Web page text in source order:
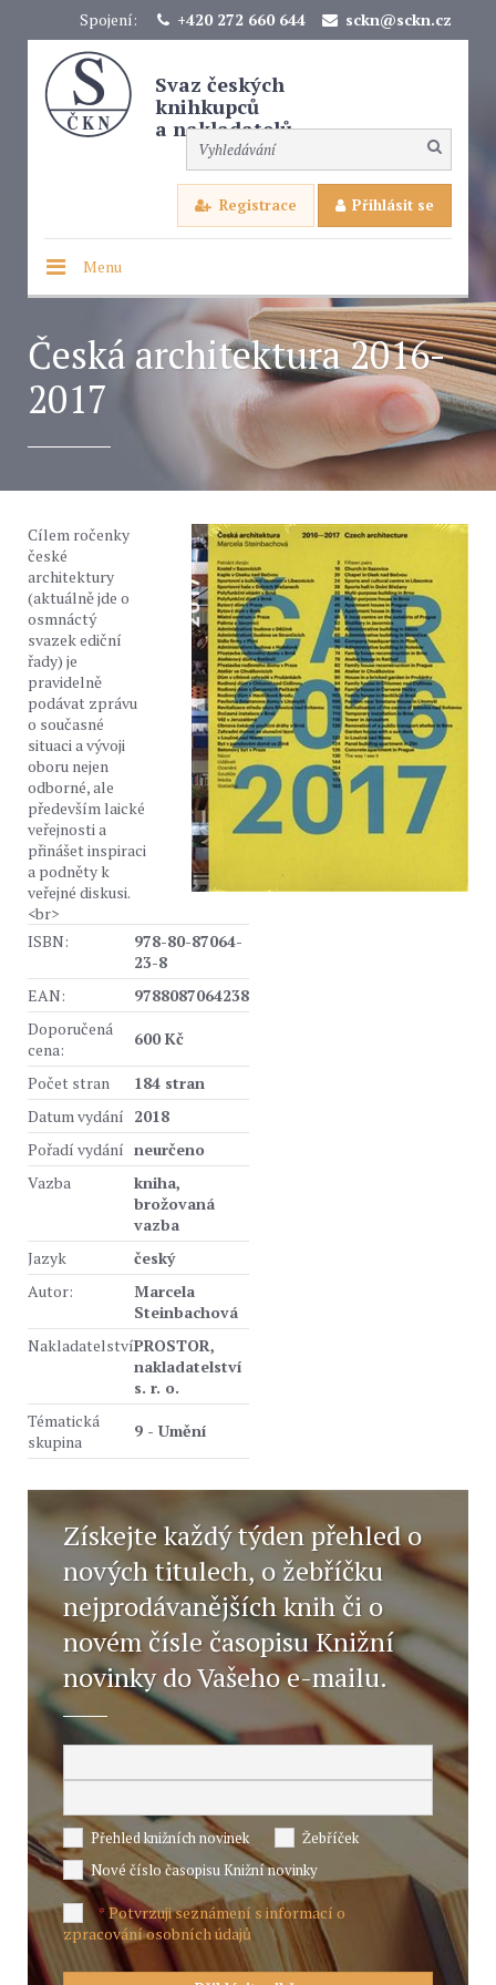
Spojení: +420 272 660 644 sckn@sckn.cz
Svaz českých
knihkupců
a nakladatelů
Registrace Přihlásit se
Menu
Česká architektura 2016-
2017
Cílem ročenky
české
architektury
(aktuálně jde o
osmnáctý
svazek ediční
řady) je
pravidelně
podávat zprávu
o současné
situaci a vývoji
oboru nejen
odborné, ale
především laické
veřejnosti a
přinášet inspiraci
a podněty k
veřejné diskusi.
<br>
ISBN:
978-80-87064-
23-8
EAN:
9788087064238
Doporučená
cena:
600 Kč
Počet stran
184 stran
Datum vydání 2018
Pořadí vydání neurčeno
Vazba
kniha,
brožovaná
vazba
Jazyk
český
Autor:
Marcela
Steinbachová
NakladatelstvíPROSTOR,
nakladatelství
s. r. o.
Tématická
skupina
9 - Umění
Získejte každý týden přehled o
nových titulech, o žebříčku
nejprodávanějších knih či o
novém čísle časopisu Knižní
novinky do Vašeho e-mailu.
Přehled knižních novinek
Žebříček
Nové číslo časopisu Knižní novinky
*Potvrzuji seznámení s informací o
zpracování osobních údajů